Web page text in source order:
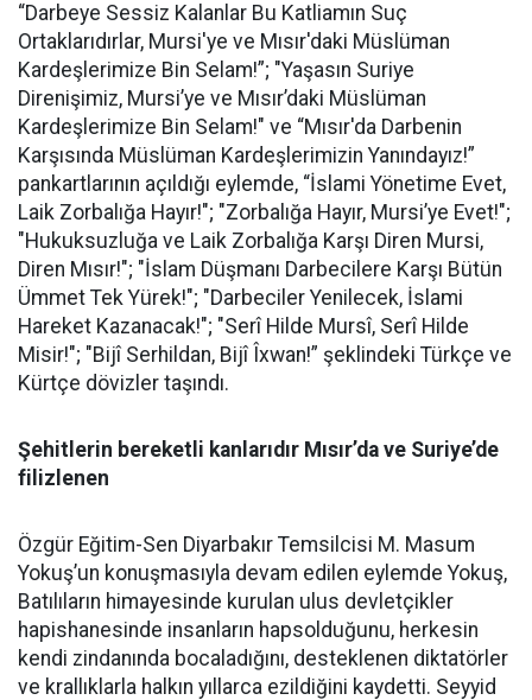
“Darbeye Sessiz Kalanlar Bu Katliamın Suç
Ortaklarıdırlar, Mursi'ye ve Mısır'daki Müslüman
Kardeşlerimize Bin Selam!”; "Yaşasın Suriye
Direnişimiz, Mursi’ye ve Mısır’daki Müslüman
Kardeşlerimize Bin Selam!" ve “Mısır'da Darbenin
Karşısında Müslüman Kardeşlerimizin Yanındayız!”
pankartlarının açıldığı eylemde, “İslami Yönetime Evet,
Laik Zorbalığa Hayır!"; "Zorbalığa Hayır, Mursi’ye Evet!";
"Hukuksuzluğa ve Laik Zorbalığa Karşı Diren Mursi,
Diren Mısır!"; "İslam Düşmanı Darbecilere Karşı Bütün
Ümmet Tek Yürek!"; "Darbeciler Yenilecek, İslami
Hareket Kazanacak!"; "Serî Hilde Mursî, Serî Hilde
Misir!"; "Bijî Serhildan, Bijî Îxwan!” şeklindeki Türkçe ve
Kürtçe dövizler taşındı.
Şehitlerin bereketli kanlarıdır Mısır’da ve Suriye’de
filizlenen
Özgür Eğitim-Sen Diyarbakır Temsilcisi M. Masum
Yokuş’un konuşmasıyla devam edilen eylemde Yokuş,
Batılıların himayesinde kurulan ulus devletçikler
hapishanesinde insanların hapsolduğunu, herkesin
kendi zindanında bocaladığını, desteklenen diktatörler
ve krallıklarla halkın yıllarca ezildiğini kaydetti. Seyyid